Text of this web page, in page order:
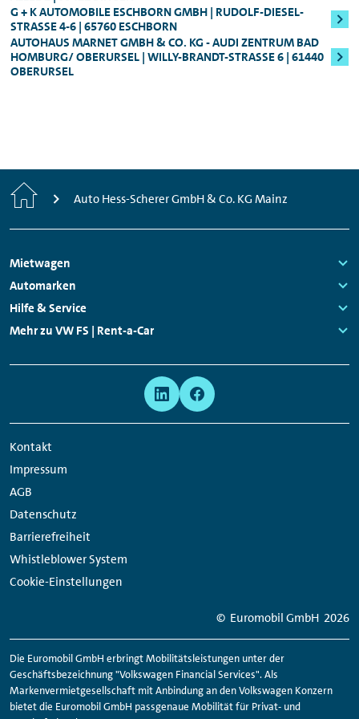
Für alle Audi S-Modelle, Fahrzeuge der
Oberklasse, sowie für den Audi e-tron
Genauere Informationen zum Mindestalter
250,00 bzw. 800,00 Euro). Die
Sicherheitsleistung erhalten Sie nach Ende
des Mietzeitraums natürlich umgehend
zurück.
G + K AUTOMOBILE ESCHBORN GMBH | RUDOLF-DIESEL-
STRASSE 4-6 | 65760 ESCHBORN
AUTOHAUS MARNET GMBH & CO. KG - AUDI ZENTRUM BAD
HOMBURG/ OBERURSEL | WILLY-BRANDT-STRASSE 6 | 61440 O
BERURSEL
Start Auto Hess-Scherer GmbH & Co. KG Mainz
Footer
Navigation
Mietwagen
Links:
Automarken
Links:
Hilfe & Service
Links:
Mehr zu VW FS | Rent-a-Car
Kontakt
Impressum
AGB
Datenschutz
Barrierefreiheit
Whistleblower System
Cookie-Einstellungen
Network
Links
© Euromobil GmbH 2026
Die Euromobil GmbH erbringt Mobilitätsleistungen unter der
Geschäftsbezeichnung "Volkswagen Financial Services". Als
Markenvermietgesellschaft mit Anbindung an den Volkswagen Konzern
bietet die Euromobil GmbH passgenaue Mobilität für Privat- und